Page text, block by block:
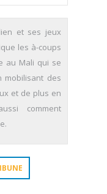
et ses jeux
les à-coups
au Mali qui se
des
et de plus en
comment